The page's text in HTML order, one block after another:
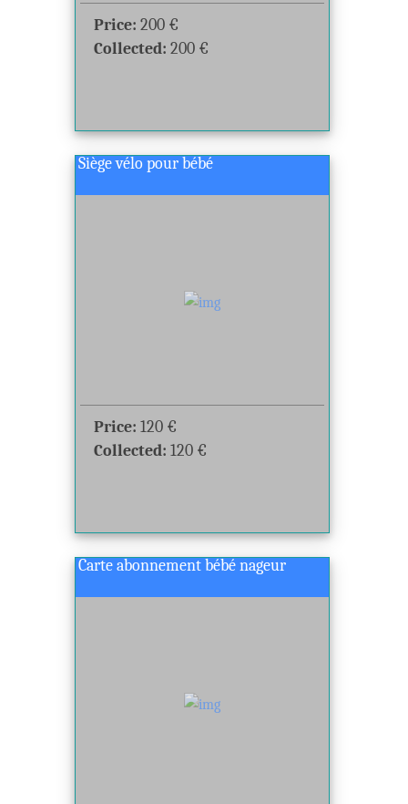
Price: 200 €
Collected: 200 €
Siège vélo pour bébé
Price: 120 €
Collected: 120 €
Carte abonnement bébé nageur